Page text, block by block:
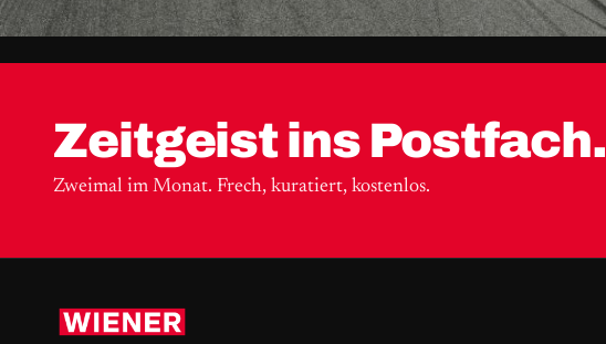
Zeitgeist ins Postfach.
Zweimal im Monat. Frech, kuratiert, kostenlos.